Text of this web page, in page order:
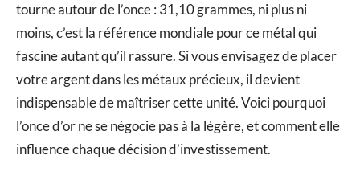
tourne autour de l’once : 31,10 grammes, ni plus ni
moins, c’est la référence mondiale pour ce métal qui
fascine autant qu’il rassure. Si vous envisagez de placer
votre argent dans les métaux précieux, il devient
indispensable de maîtriser cette unité. Voici pourquoi
l’once d’or ne se négocie pas à la légère, et comment elle
influence chaque décision d’investissement.